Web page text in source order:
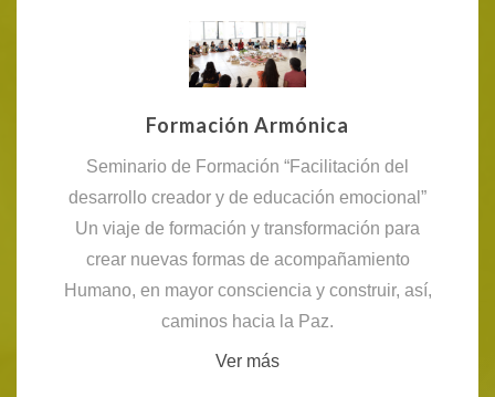
Formación Armónica
Seminario de Formación “Facilitación del
desarrollo creador y de educación emocional”
Un viaje de formación y transformación para
crear nuevas formas de acompañamiento
Humano, en mayor consciencia y construir, así,
caminos hacia la Paz.
Ver más